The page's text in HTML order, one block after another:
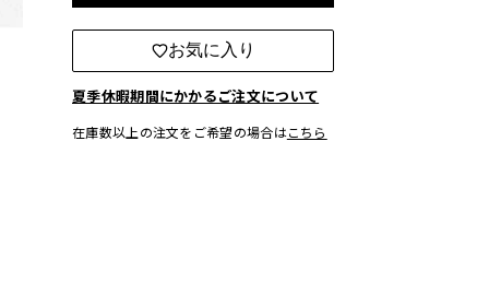
お気に入り
夏季休暇期間にかかるご注文について
在庫数以上の注文をご希望の場合はこちら